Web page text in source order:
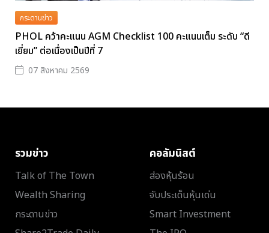
กระดานข่าว
PHOL คว้าคะแนน AGM Checklist 100 คะแนนเต็ม ระดับ “ดี
เยี่ยม” ต่อเนื่องเป็นปีที่ 7
07 สิงหาคม 2569
รวมข่าว
Talk of The Town
Wealth Sharing
กระดานข่าว
คอลัมนิสต์
ส่องหุ้นร้อน
จับประเด็นหุ้นเด่น
Smart Investment